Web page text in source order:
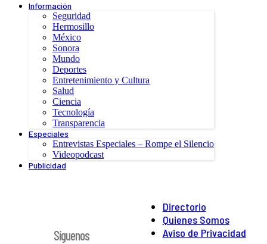
Información
Seguridad
Hermosillo
México
Sonora
Mundo
Deportes
Entretenimiento y Cultura
Salud
Ciencia
Tecnología
Transparencia
Especiales
Entrevistas Especiales – Rompe el Silencio
Videopodcast
Publicidad
Directorio
Quienes Somos
Aviso de Privacidad
Síguenos